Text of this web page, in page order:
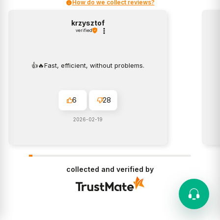
How do we collect reviews?
krzysztof
verified
👍️🔥Fast, efficient, without problems.
6 28
2026-02-19
collected and verified by